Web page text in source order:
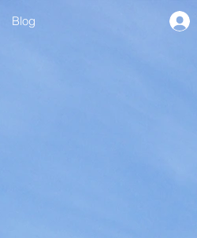
Blog